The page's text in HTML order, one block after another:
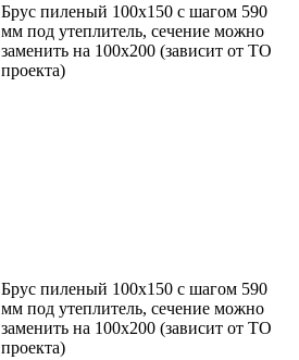
Брус пиленый 100х150 с шагом 590
мм под утеплитель, сечение можно
заменить на 100х200 (зависит от ТО
проекта)
Брус пиленый 100х150 с шагом 590
мм под утеплитель, сечение можно
заменить на 100х200 (зависит от ТО
проекта)